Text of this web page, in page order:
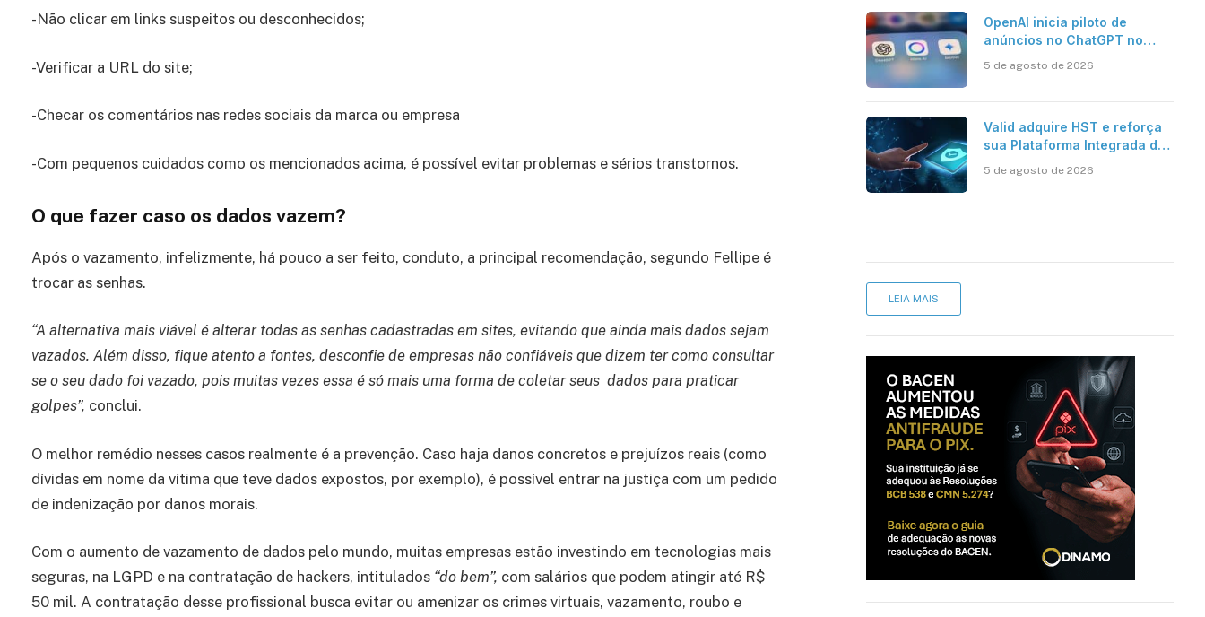
-Não clicar em links suspeitos ou desconhecidos;
-Verificar a URL do site;
-Checar os comentários nas redes sociais da marca ou empresa
-Com pequenos cuidados como os mencionados acima, é possível evitar problemas e sérios transtornos.
O que fazer caso os dados vazem?
Após o vazamento, infelizmente, há pouco a ser feito, conduto, a principal recomendação, segundo Fellipe é
trocar as senhas.
“A alternativa mais viável é alterar todas as senhas cadastradas em sites, evitando que ainda mais dados sejam
vazados. Além disso, fique atento a fontes, desconfie de empresas não confiáveis que dizem ter como consultar
se o seu dado foi vazado, pois muitas vezes essa é só mais uma forma de coletar seus dados para praticar
golpes”, conclui.
O melhor remédio nesses casos realmente é a prevenção. Caso haja danos concretos e prejuízos reais (como
dívidas em nome da vítima que teve dados expostos, por exemplo), é possível entrar na justiça com um pedido
de indenização por danos morais.
Com o aumento de vazamento de dados pelo mundo, muitas empresas estão investindo em tecnologias mais
seguras, na LGPD e na contratação de hackers, intitulados “do bem”, com salários que podem atingir até R$
50 mil. A contratação desse profissional busca evitar ou amenizar os crimes virtuais, vazamento, roubo e
OpenAI inicia piloto de
anúncios no ChatGPT no
5 de agosto de 2026
Valid adquire HST e reforça
sua Plataforma Integrada de
5 de agosto de 2026
LEIA MAIS